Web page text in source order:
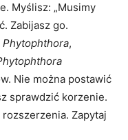
Myślisz: „Musimy
Zabijasz go.
Phytophthora,
Nie można postawić
sprawdzić korzenie.
Zapytaj